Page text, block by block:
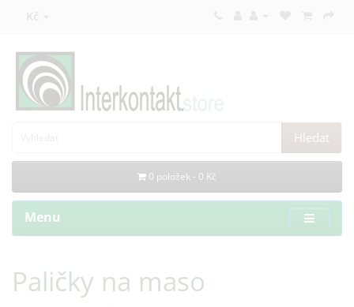
Kč
Hledat
0 položek - 0 Kč
Menu
Paličky na maso